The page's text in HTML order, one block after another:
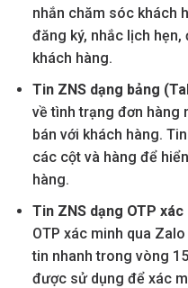
nhắn chăm sóc khách
đăng ký, nhắc lịch
khách hàng.
Tin ZNS dạng bảng
về tình trạng đơn hàng
bán với khách hàng.
các cột và hàng để
hàng.
Tin ZNS dạng OTP xác
OTP xác minh qua
tin nhanh trong vòng
được sử dụng để xác